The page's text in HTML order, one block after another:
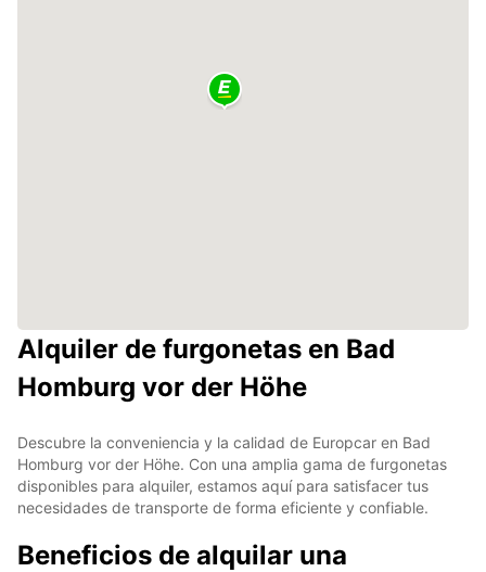
Alquiler de furgonetas en Bad
Homburg vor der Höhe
Descubre la conveniencia y la calidad de Europcar en Bad
Homburg vor der Höhe. Con una amplia gama de furgonetas
disponibles para alquiler, estamos aquí para satisfacer tus
necesidades de transporte de forma eficiente y confiable.
Beneficios de alquilar una